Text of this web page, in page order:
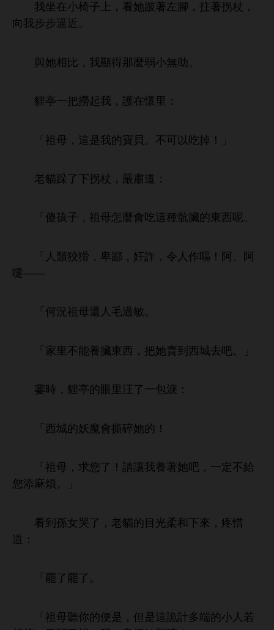
子 ， 跛著
腳，拄著拐杖，
向
步步逼 。
與 相比， 顯得 麼 無助。
貍亭 把撈起 ，護 懷里：
「祖母， 寶貝。 以 掉！」
老貓跺 拐杖，嚴肅 ：
「傻孩子，祖母 麼 種骯臟 呢。
類狡猾，卑鄙，奸詐，令
作嘔！阿、阿
嚏——
「何況祖母還 毛過敏。
里 能養臟 ，把 賣到 吧。」
霎 ，貍亭 里汪 包淚：
妖魔 撕碎 ！
「祖母，求您 ！請讓 養著 吧，
定
您添麻煩。」
到孫女哭 ，老貓 目 柔
，疼惜
：
「罷 罷 。
「祖母 便 ，但 詭計 端
若